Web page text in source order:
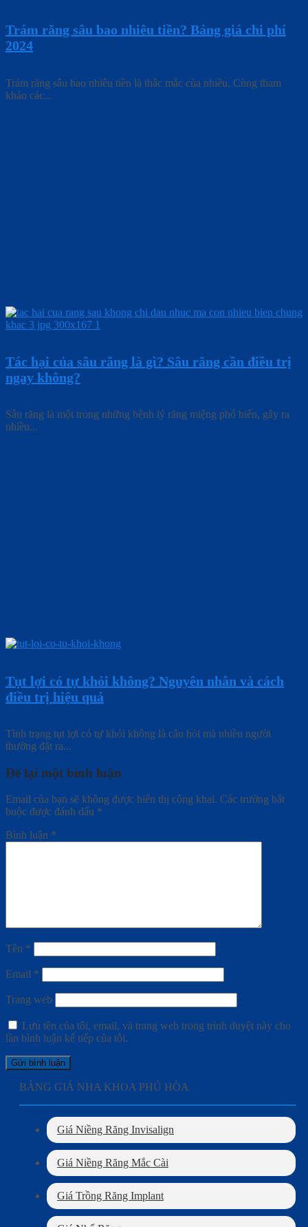
Trám răng sâu bao nhiêu tiền? Bảng giá chi phí
2024
Trám răng sâu bao nhiêu tiền là thắc mắc của nhiều. Cùng tham
khảo các...
Tác hại của sâu răng là gì? Sâu răng cần điều trị
ngay không?
Sâu răng là một trong những bệnh lý răng miệng phổ biến, gây ra
nhiều...
Tụt lợi có tự khỏi không? Nguyên nhân và cách
điều trị hiệu quả
Tình trạng tụt lợi có tự khỏi không là câu hỏi mà nhiều người
thường đặt ra...
Để lại một bình luận
Email của bạn sẽ không được hiển thị công khai. Các trường bắt
buộc được đánh dấu *
Bình luận *
Tên *
Email *
Trang web
Lưu tên của tôi, email, và trang web trong trình duyệt này cho
lần bình luận kế tiếp của tôi.
BẢNG GIÁ NHA KHOA PHÚ HÒA
Giá Niềng Răng Invisalign
Giá Niềng Răng Mắc Cài
Giá Trồng Răng Implant